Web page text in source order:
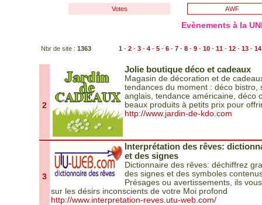
Votes AWF
Evènements à la
Nbr de site : 1363 1 - 2- 3- 4- 5- 6- 7- 8- 9- 10- 11- 12- 13- 14
2
Jolie boutique déco et cadeaux
Magasin de décoration et de
tendances du moment : déco bistro,
anglais, tendance américaine, déco
beaux produits à petits prix pour
http://www.jardin-de-kdo.com
3
Interprétation des rêves:
et des signes
Dictionnaire des rêves: déchiffrez
des signes et des symboles
Présages ou avertissements, ils
sur les désirs inconscients de votre Moi profond
http://www.interpretation-reves.utu-web.com/